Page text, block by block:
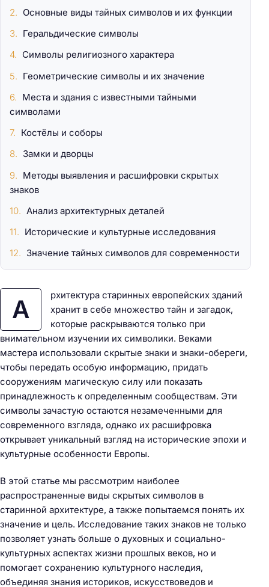
А
рхитектура старинных европейских зданий
хранит в себе множество тайн и загадок,
которые раскрываются только при
внимательном изучении их символики. Веками
мастера использовали скрытые знаки и знаки-обереги,
чтобы передать особую информацию, придать
сооружениям магическую силу или показать
принадлежность к определенным сообществам. Эти
символы зачастую остаются незамеченными для
современного взгляда, однако их расшифровка
открывает уникальный взгляд на исторические эпохи и
культурные особенности Европы.
В этой статье мы рассмотрим наиболее
распространенные виды скрытых символов в
старинной архитектуре, а также попытаемся понять их
значение и цель. Исследование таких знаков не только
позволяет узнать больше о духовных и социально-
культурных аспектах жизни прошлых веков, но и
помогает сохранению культурного наследия,
объединяя знания историков, искусствоведов и
Основные виды тайных символов и их функции
Геральдические символы
Символы религиозного характера
Геометрические символы и их значение
Места и здания с известными тайными
символами
Костёлы и соборы
Замки и дворцы
Методы выявления и расшифровки скрытых
знаков
Анализ архитектурных деталей
Исторические и культурные исследования
Значение тайных символов для современности